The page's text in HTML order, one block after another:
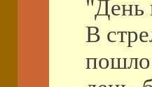
"День
В